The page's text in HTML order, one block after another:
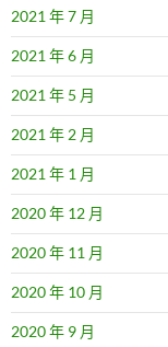
2021 年 7 月
2021 年 6 月
2021 年 5 月
2021 年 2 月
2021 年 1 月
2020 年 12 月
2020 年 11 月
2020 年 10 月
2020 年 9 月